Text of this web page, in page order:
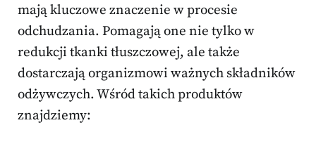
mają kluczowe znaczenie w procesie
odchudzania. Pomagają one nie tylko w
redukcji tkanki tłuszczowej, ale także
dostarczają organizmowi ważnych składników
odżywczych. Wśród takich produktów
znajdziemy: